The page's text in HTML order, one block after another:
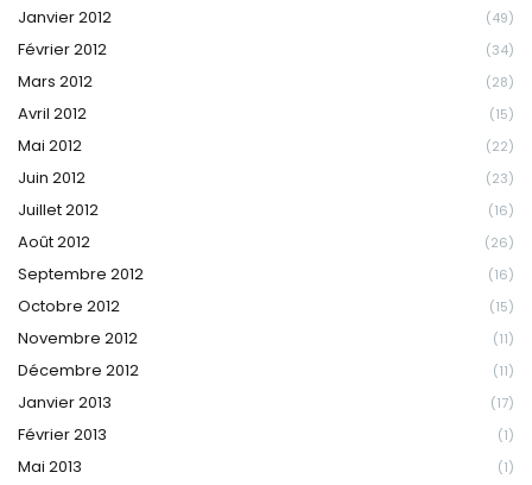
Janvier 2012 (49)
Février 2012 (34)
Mars 2012 (28)
Avril 2012 (15)
Mai 2012 (22)
Juin 2012 (23)
Juillet 2012 (16)
Août 2012 (26)
Septembre 2012 (16)
Octobre 2012 (15)
Novembre 2012 (11)
Décembre 2012 (11)
Janvier 2013 (17)
Février 2013 (1)
Mai 2013 (1)